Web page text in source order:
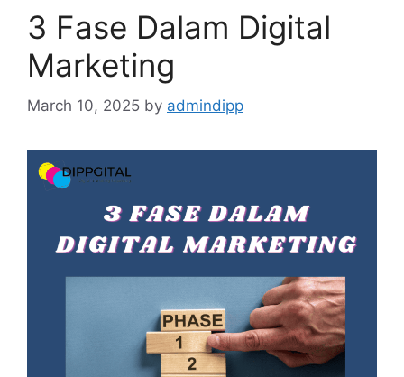
3 Fase Dalam Digital
Marketing
March 10, 2025 by admindipp